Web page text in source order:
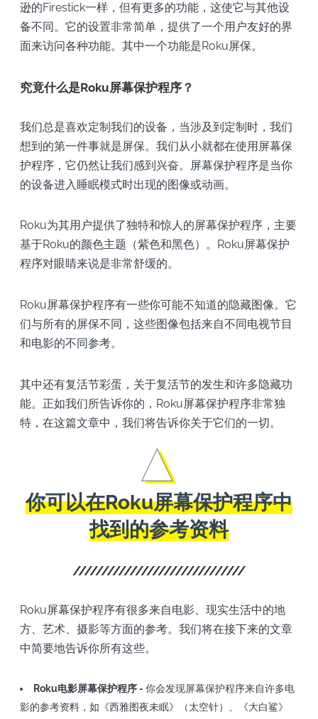
逊的Firestick一样，但有更多的功能，这使它与其他设
备不同。它的设置非常简单，提供了一个用户友好的界
面来访问各种功能。其中一个功能是Roku屏保。
究竟什么是Roku屏幕保护程序？
我们总是喜欢定制我们的设备，当涉及到定制时，我们
想到的第一件事就是屏保。我们从小就都在使用屏幕保
护程序，它仍然让我们感到兴奋。屏幕保护程序是当你
的设备进入睡眠模式时出现的图像或动画。
Roku为其用户提供了独特和惊人的屏幕保护程序，主要
基于Roku的颜色主题（紫色和黑色）。Roku屏幕保护
程序对眼睛来说是非常舒缓的。
Roku屏幕保护程序有一些你可能不知道的隐藏图像。它
们与所有的屏保不同，这些图像包括来自不同电视节目
和电影的不同参考。
其中还有复活节彩蛋，关于复活节的发生和许多隐藏功
能。正如我们所告诉你的，Roku屏幕保护程序非常独
特，在这篇文章中，我们将告诉你关于它们的一切。
你可以在Roku屏幕保护程序中
找到的参考资料
Roku屏幕保护程序有很多来自电影、现实生活中的地
方、艺术、摄影等方面的参考。我们将在接下来的文章
中简要地告诉你所有这些。
Roku电影屏幕保护程序 - 你会发现屏幕保护程序来自许多电
影的参考资料，如《西雅图夜未眠》（太空针）、《大白鲨》